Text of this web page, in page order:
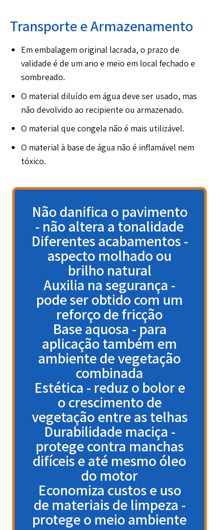
Transporte e Armazenamento
Em embalagem original lacrada, o prazo de
validade é de um ano e meio em local fechado e
sombreado.
O material diluído em água deve ser usado, mas
não devolvido ao recipiente ou armazenado.
O material que congela não é mais utilizável.
O material à base de água não é inflamável nem
tóxico.
Não danifica o pavimento
- não altera a tonalidade
Diferentes acabamentos -
aspecto molhado ou
brilho natural
Auxilia na segurança -
pode ser obtido com um
reforço de fricção
Base aquosa - para
aplicação também em
ambiente de vegetação
combinada
Estética - reduz o bolor e
o crescimento de
vegetação entre as telhas
Durabilidade maciça -
protege contra manchas
difíceis e até mesmo óleo
do motor
Economiza custos e uso
de materiais de limpeza -
protege o meio ambiente